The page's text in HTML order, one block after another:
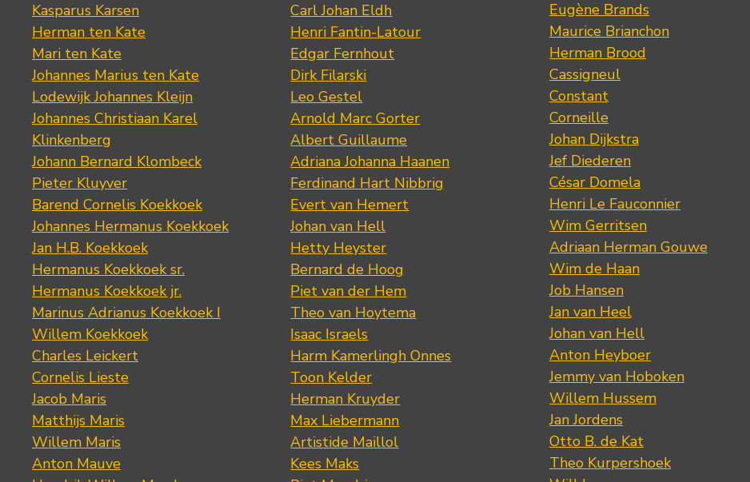
Kasparus Karsen
Herman ten Kate
Mari ten Kate
Johannes Marius ten Kate
Lodewijk Johannes Kleijn
Johannes Christiaan Karel
Klinkenberg
Johann Bernard Klombeck
Pieter Kluyver
Barend Cornelis Koekkoek
Johannes Hermanus Koekkoek
Jan H.B. Koekkoek
Hermanus Koekkoek sr.
Hermanus Koekkoek jr.
Marinus Adrianus Koekkoek I
Willem Koekkoek
Charles Leickert
Cornelis Lieste
Jacob Maris
Matthijs Maris
Willem Maris
Anton Mauve
Carl Johan Eldh
Henri Fantin-Latour
Edgar Fernhout
Dirk Filarski
Leo Gestel
Arnold Marc Gorter
Albert Guillaume
Adriana Johanna Haanen
Ferdinand Hart Nibbrig
Evert van Hemert
Johan van Hell
Hetty Heyster
Bernard de Hoog
Piet van der Hem
Theo van Hoytema
Isaac Israels
Harm Kamerlingh Onnes
Toon Kelder
Herman Kruyder
Max Liebermann
Artistide Maillol
Kees Maks
Eugène Brands
Maurice Brianchon
Herman Brood
Cassigneul
Constant
Corneille
Johan Dijkstra
Jef Diederen
César Domela
Henri Le Fauconnier
Wim Gerritsen
Adriaan Herman Gouwe
Wim de Haan
Job Hansen
Jan van Heel
Johan van Hell
Anton Heyboer
Jemmy van Hoboken
Willem Hussem
Jan Jordens
Otto B. de Kat
Theo Kurpershoek